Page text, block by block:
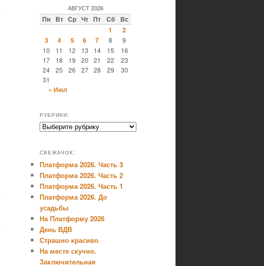
АВГУСТ 2026
Пн Вт Ср Чт Пт Сб
Вс
1
2
3
4 5 6 7 8
9
10
11 12 13 14 15
16
17
18 19 20 21 22
23
24
25 26 27 28 29
30
31
« Июл
РУБРИКИ:
Рубрики:
СВЕЖАЧОК:
Платформа 2026. Часть 3
Платформа 2026. Часть 2
Платформа 2026. Часть 1
Платформа 2026. До
усадьбы
На Платформу 2026
День ВДВ
Страшно красиво
На месте скучно.
Заключительная